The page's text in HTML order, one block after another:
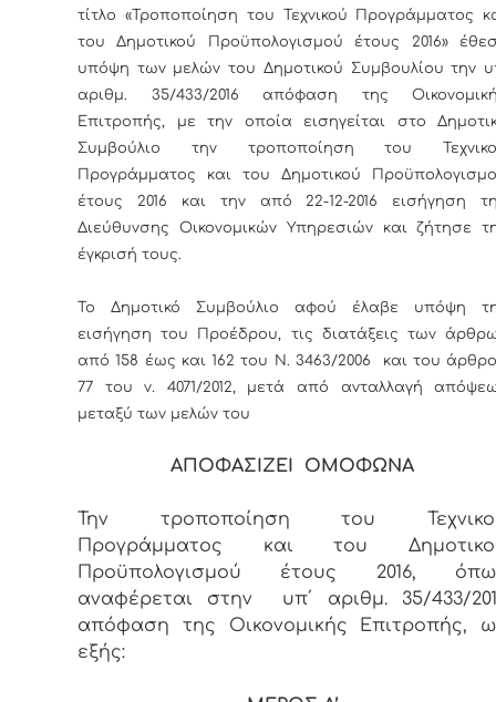
τίτλο «Τροποποίηση του Τεχνικού Προγράμματος
του Δημοτικού Προϋπολογισμού έτους 2016»
υπόψη των μελών του Δημοτικού Συμβουλίου την
αριθμ. 35/433/2016 απόφαση της
Επιτροπής, με την οποία εισηγείται στο
Συμβούλιο την τροποποίηση του
Προγράμματος και του Δημοτικού
έτους 2016 και την από 22-12-2016 εισήγηση
Διεύθυνσης Οικονομικών Υπηρεσιών και ζήτησε
έγκρισή τους.
Το Δημοτικό Συμβούλιο αφού έλαβε υπόψη
εισήγηση του Προέδρου, τις διατάξεις των
από 158 έως και 162 του Ν. 3463/2006 και του
77 του ν. 4071/2012, μετά από ανταλλαγή
μεταξύ των μελών του
ΑΠΟΦΑΣΙΖΕΙ ΟΜΟΦΩΝΑ
Την τροποποίηση του
Προγράμματος και του
Προϋπολογισμού έτους 2016,
αναφέρεται στην υπ΄ αριθμ. 35/433/
απόφαση της Οικονομικής Επιτροπής,
εξής: